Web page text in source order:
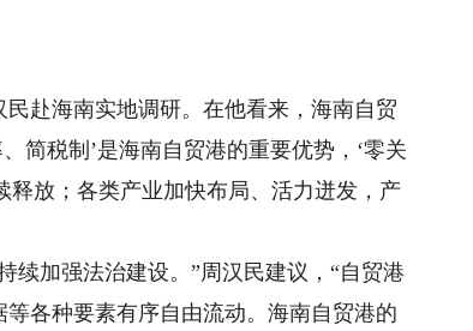
赴海南实地调研。在他看来，海南自贸
简税制’是海南自贸港的重要优势，‘零关
释放；各类产业加快布局、活力迸发，产
加强法治建设。”周汉民建议，“自贸港
各种要素有序自由流动。海南自贸港的